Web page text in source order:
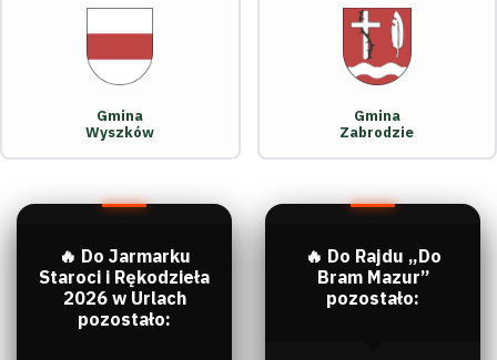
Gmina
Wyszków
Gmina
Zabrodzie
🔥 Do Jarmarku
Staroci i Rękodzieła
2026 w Urlach
pozostało:
🔥 Do Rajdu „Do
Bram Mazur”
pozostało: